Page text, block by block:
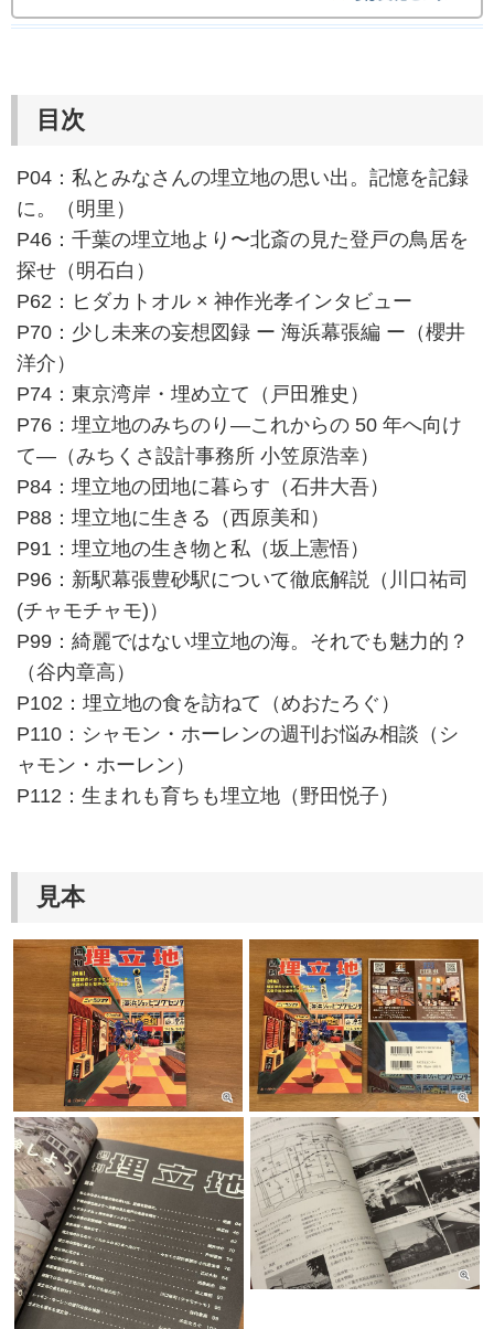
目次
P04：私とみなさんの埋立地の思い出。記憶を記録
に。（明里）
P46：千葉の埋立地より〜北斎の見た登戸の鳥居を
探せ（明石白）
P62：ヒダカトオル × 神作光孝インタビュー
P70：少し未来の妄想図録 ー 海浜幕張編 ー（櫻井
洋介）
P74：東京湾岸・埋め立て（戸田雅史）
P76：埋立地のみちのり―これからの 50 年へ向け
て―（みちくさ設計事務所 小笠原浩幸）
P84：埋立地の団地に暮らす（石井大吾）
P88：埋立地に生きる（西原美和）
P91：埋立地の生き物と私（坂上憲悟）
P96：新駅幕張豊砂駅について徹底解説（川口祐司
(チャモチャモ)）
P99：綺麗ではない埋立地の海。それでも魅力的？
（谷内章高）
P102：埋立地の食を訪ねて（めおたろぐ）
P110：シャモン・ホーレンの週刊お悩み相談（シ
ャモン・ホーレン）
P112：生まれも育ちも埋立地（野田悦子）
見本